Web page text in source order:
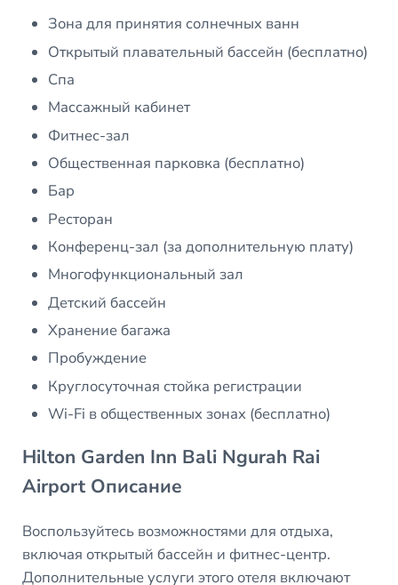
Зона для принятия солнечных ванн
Открытый плавательный бассейн (бесплатно)
Спа
Массажный кабинет
Фитнес-зал
Общественная парковка (бесплатно)
Бар
Ресторан
Конференц-зал (за дополнительную плату)
Многофункциональный зал
Детский бассейн
Хранение багажа
Пробуждение
Круглосуточная стойка регистрации
Wi-Fi в общественных зонах (бесплатно)
Hilton Garden Inn Bali Ngurah Rai
Airport Описание
Воспользуйтесь возможностями для отдыха,
включая открытый бассейн и фитнес-центр.
Дополнительные услуги этого отеля включают